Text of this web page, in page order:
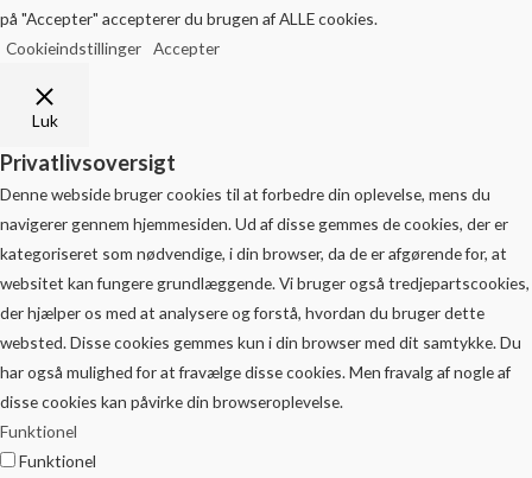
på "Accepter" accepterer du brugen af ALLE cookies.
Cookieindstillinger Accepter
Luk
Privatlivsoversigt
Denne webside bruger cookies til at forbedre din oplevelse, mens du
navigerer gennem hjemmesiden. Ud af disse gemmes de cookies, der er
kategoriseret som nødvendige, i din browser, da de er afgørende for, at
websitet kan fungere grundlæggende. Vi bruger også tredjepartscookies,
der hjælper os med at analysere og forstå, hvordan du bruger dette
websted. Disse cookies gemmes kun i din browser med dit samtykke. Du
har også mulighed for at fravælge disse cookies. Men fravalg af nogle af
disse cookies kan påvirke din browseroplevelse.
Funktionel
Funktionel